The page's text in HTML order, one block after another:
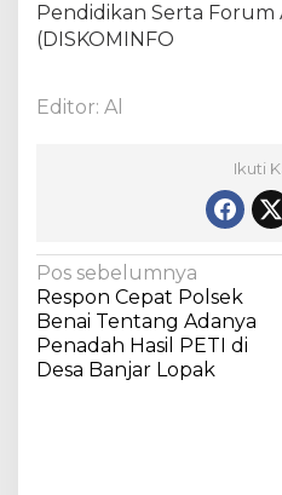
n
a
Pendidikan Serta Forum
(DISKOMINFO
Editor: Al
Ikuti
N
a
v
i
Pos sebelumnya
Respon Cepat Polsek
Benai Tentang Adanya
Penadah Hasil PETI di
Desa Banjar Lopak